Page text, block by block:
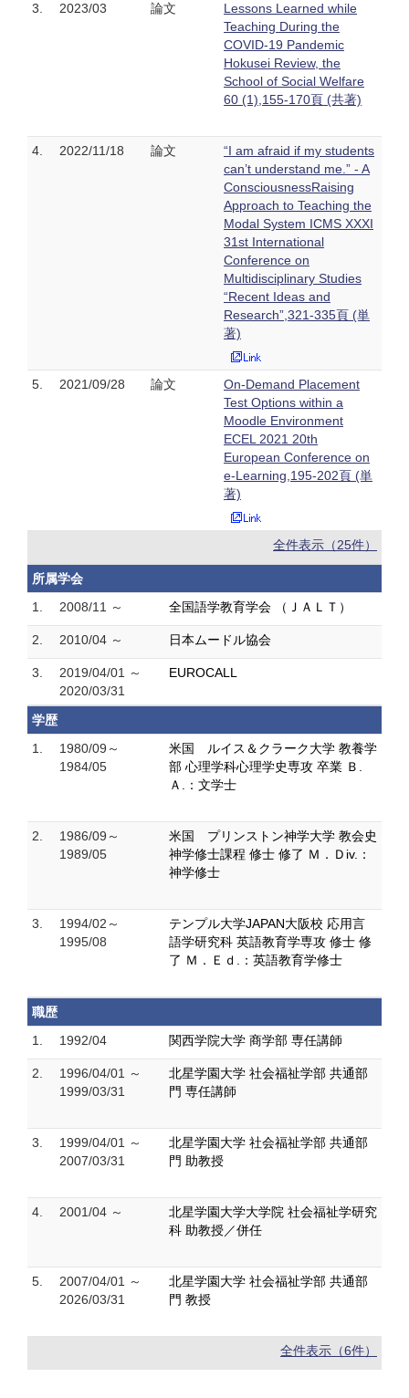
3. 2023/03 論文
Lessons Learned while
Teaching During the
COVID-19 Pandemic
Hokusei Review, the
School of Social Welfare
60 (1),155-170頁 (共著)
4. 2022/11/18 論文
“I am afraid if my students
can’t understand me.” - A
ConsciousnessRaising
Approach to Teaching the
Modal System ICMS XXXI
31st International
Conference on
Multidisciplinary Studies
“Recent Ideas and
Research”,321-335頁 (単
著)
5. 2021/09/28 論文
On-Demand Placement
Test Options within a
Moodle Environment
ECEL 2021 20th
European Conference on
e-Learning,195-202頁 (単
著)
全件表示（25件）
所属学会
1.
2008/11 ～ 全国語学教育学会 （ＪＡＬＴ）
2. 2010/04 ～ 日本ムードル協会
3.
2019/04/01 ～
2020/03/31
EUROCALL
学歴
1.
1980/09～
1984/05
米国 ルイス＆クラーク大学 教養学
部 心理学科心理学史専攻 卒業 Ｂ.
Ａ.：文学士
2.
1986/09～
1989/05
米国 プリンストン神学大学 教会史
神学修士課程 修士 修了 Ｍ．Ｄiv.：
神学修士
3.
1994/02～
1995/08
テンプル大学JAPAN大阪校 応用言
語学研究科 英語教育学専攻 修士 修
了 Ｍ．Ｅｄ.：英語教育学修士
職歴
1.
1992/04 関西学院大学 商学部 専任講師
2.
1996/04/01 ～
1999/03/31
北星学園大学 社会福祉学部 共通部
門 専任講師
3.
1999/04/01 ～
2007/03/31
北星学園大学 社会福祉学部 共通部
門 助教授
4. 2001/04 ～
北星学園大学大学院 社会福祉学研究
科 助教授／併任
5.
2007/04/01 ～
2026/03/31
北星学園大学 社会福祉学部 共通部
門 教授
全件表示（6件）